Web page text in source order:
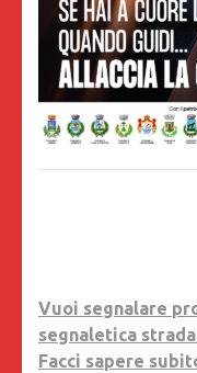
Vuoi segnalare
segnaletica
Facci sapere